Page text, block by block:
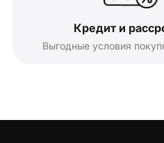
Кредит и
Выгодные условия